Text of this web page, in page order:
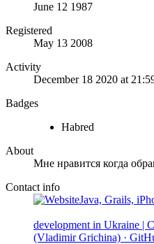
June 12 1987
Registered
May 13 2008
Activity
December 18 2020 at
Badges
Habred
About
Мне нравится когда
Contact info
Java, Grails,
development in Ukraine |
(Vladimir Grichina) ·